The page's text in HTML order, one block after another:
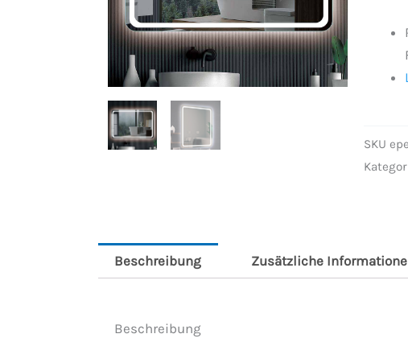
SKU
Beschreibung Zusätzliche
Beschreibung